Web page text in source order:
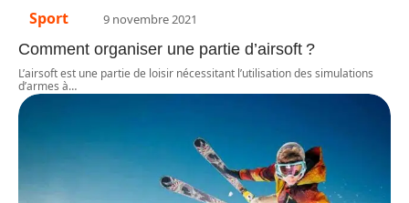
Sport 9 novembre 2021
Comment organiser une partie d’airsoft ?
L’airsoft est une partie de loisir nécessitant l’utilisation des simulations
d’armes à…